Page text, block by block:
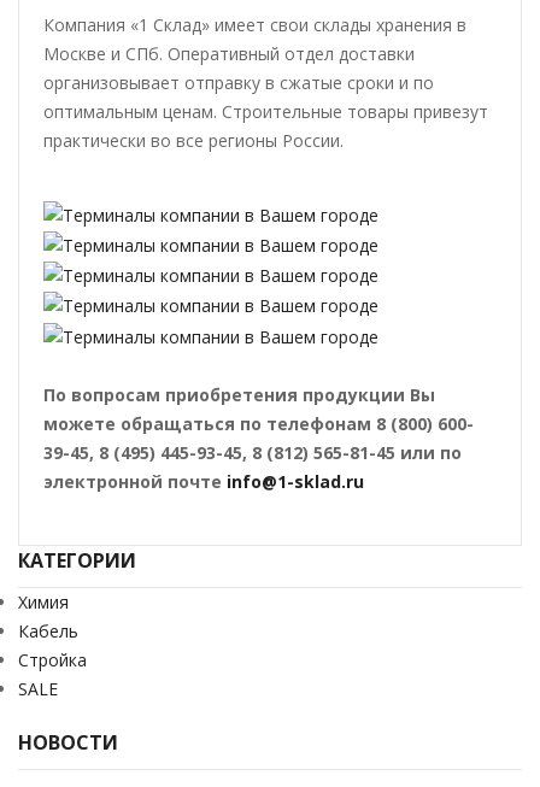
Компания «1 Склад» имеет свои склады хранения в
Москве и СПб. Оперативный отдел доставки
организовывает отправку в сжатые сроки и по
оптимальным ценам. Строительные товары привезут
практически во все регионы России.
По вопросам приобретения продукции Вы
можете обращаться по телефонам 8 (800) 600-
39-45, 8 (495) 445-93-45, 8 (812) 565-81-45 или по
электронной почте info@1-sklad.ru
КАТЕГОРИИ
Химия
Кабель
Стройка
SALE
НОВОСТИ